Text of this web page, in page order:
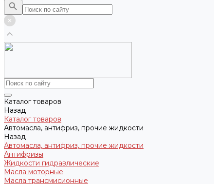
Каталог товаров
Назад
Каталог товаров
Автомасла, антифриз, прочие жидкости
Назад
Автомасла, антифриз, прочие жидкости
Антифризы
Жидкости гидравлические
Масла моторные
Масла трансмисионные